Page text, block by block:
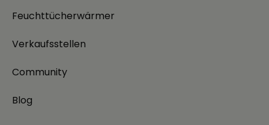
Feuchttücherwärmer
Verkaufsstellen
Community
Blog